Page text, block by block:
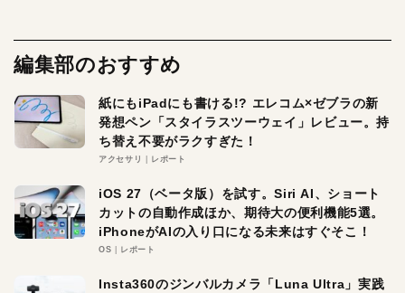
編集部のおすすめ
紙にもiPadにも書ける!? エレコム×ゼブラの新
発想ペン「スタイラスツーウェイ」レビュー。持
ち替え不要がラクすぎた！
アクセサリ レポート
iOS 27（ベータ版）を試す。Siri AI、ショート
カットの自動作成ほか、期待大の便利機能5選。
iPhoneがAIの入り口になる未来はすぐそこ！
OS レポート
Insta360のジンバルカメラ「Luna Ultra」実践